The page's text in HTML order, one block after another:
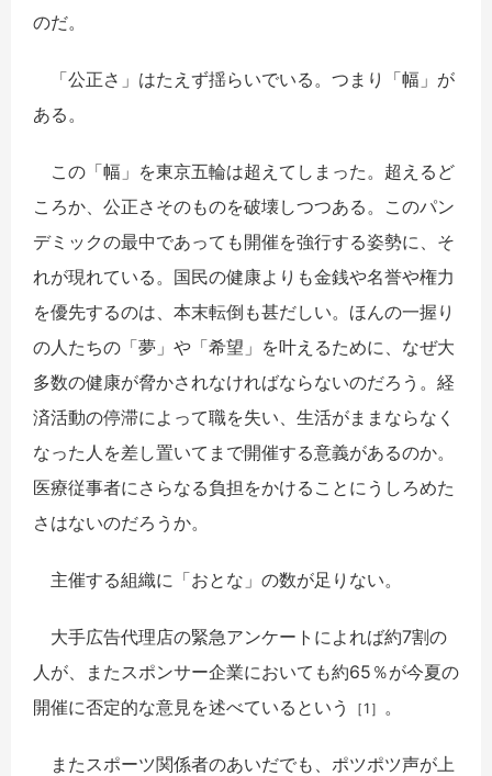
のだ。
「公正さ」はたえず揺らいでいる。つまり「幅」が
ある。
この「幅」を東京五輪は超えてしまった。超えるど
ころか、公正さそのものを破壊しつつある。このパン
デミックの最中であっても開催を強行する姿勢に、そ
れが現れている。国民の健康よりも金銭や名誉や権力
を優先するのは、本末転倒も甚だしい。ほんの一握り
の人たちの「夢」や「希望」を叶えるために、なぜ大
多数の健康が脅かされなければならないのだろう。経
済活動の停滞によって職を失い、生活がままならなく
なった人を差し置いてまで開催する意義があるのか。
医療従事者にさらなる負担をかけることにうしろめた
さはないのだろうか。
主催する組織に「おとな」の数が足りない。
大手広告代理店の緊急アンケートによれば約7割の
人が、またスポンサー企業においても約65％が今夏の
開催に否定的な意見を述べているという
［1］ 。
またスポーツ関係者のあいだでも、ポツポツ声が上